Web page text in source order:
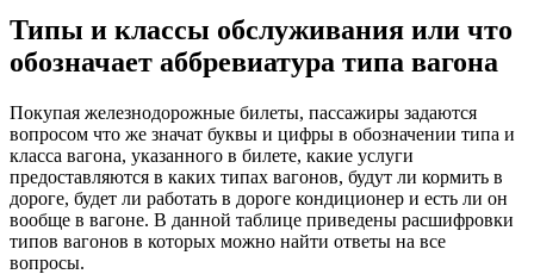
Типы и классы обслуживания или что
обозначает аббревиатура типа вагона
Покупая железнодорожные билеты, пассажиры задаются
вопросом что же значат буквы и цифры в обозначении типа и
класса вагона, указанного в билете, какие услуги
предоставляются в каких типах вагонов, будут ли кормить в
дороге, будет ли работать в дороге кондиционер и есть ли он
вообще в вагоне. В данной таблице приведены расшифровки
типов вагонов в которых можно найти ответы на все
вопросы.